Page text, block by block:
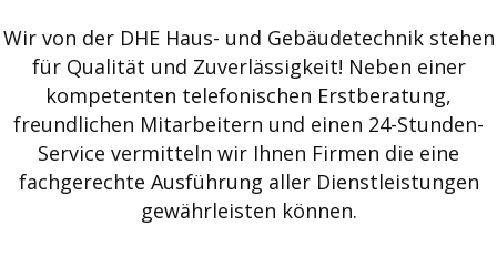
Wir von der DHE Haus- und Gebäudetechnik stehen
für Qualität und Zuverlässigkeit! Neben einer
kompetenten telefonischen Erstberatung,
freundlichen Mitarbeitern und einen 24-Stunden-
Service vermitteln wir Ihnen Firmen die eine
fachgerechte Ausführung aller Dienstleistungen
gewährleisten können.